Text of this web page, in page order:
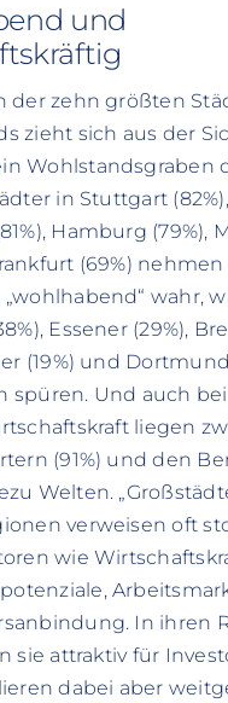
und
der zehn größten
zieht sich aus der
Wohlstandsgraben
in Stuttgart (82%),
Hamburg (79%),
(69%)
wahr,
Essener (29%),
(19%) und
spüren. Und auch
liegen
(91%) und den
Welten.
verweisen oft
wie
In ihren
sie attraktiv für
dabei aber